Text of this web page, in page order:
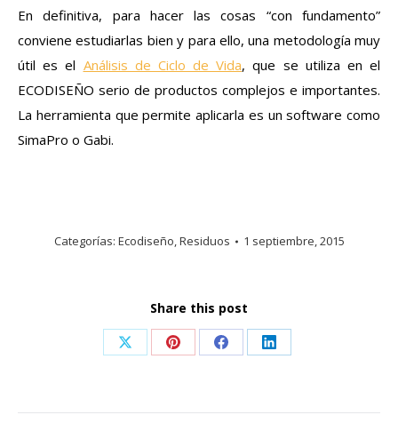
En definitiva, para hacer las cosas “con fundamento”
conviene estudiarlas bien y para ello, una metodología muy
útil es el Análisis de Ciclo de Vida, que se utiliza en el
ECODISEÑO serio de productos complejos e importantes.
La herramienta que permite aplicarla es un software como
SimaPro o Gabi.
Categorías: Ecodiseño,Residuos 1 septiembre, 2015
Share this post
Share
X
Share
Pinterest
Share
Facebook
Share
LinkedIn